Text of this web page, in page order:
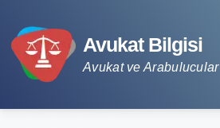
Avukat Bilgisi
Avukat ve Arabulucular